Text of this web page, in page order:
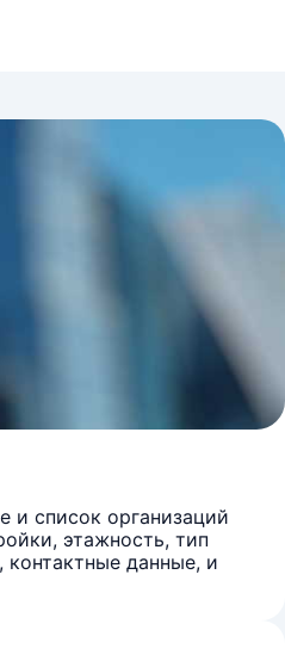
и список организаций
этажность, тип
данные, и